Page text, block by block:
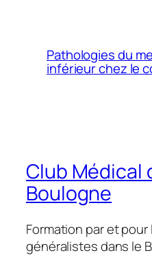
Pathologies du
inférieur chez le
Club Médical
Boulogne
Formation par et
généralistes dans le